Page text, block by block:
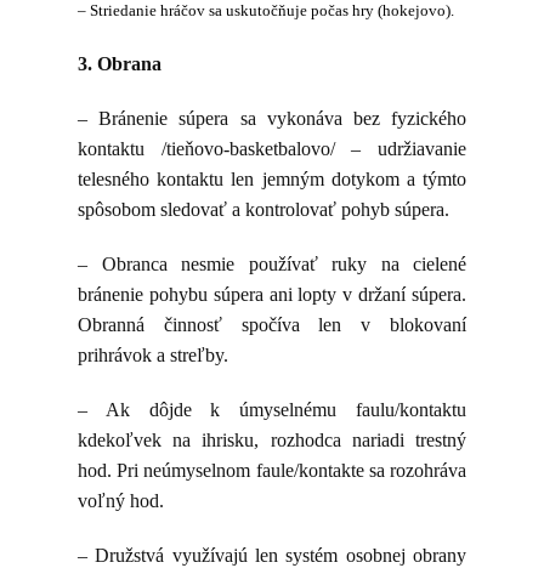
– Striedanie hráčov sa uskutočňuje počas hry (hokejovo).
3. Obrana
– Bránenie súpera sa vykonáva bez fyzického
kontaktu /tieňovo-basketbalovo/ – udržiavanie
telesného kontaktu len jemným dotykom a týmto
spôsobom sledovať a kontrolovať pohyb súpera.
– Obranca nesmie používať ruky na cielené
bránenie pohybu súpera ani lopty v držaní súpera.
Obranná činnosť spočíva len v blokovaní
prihrávok a streľby.
– Ak dôjde k úmyselnému faulu/kontaktu
kdekoľvek na ihrisku, rozhodca nariadi trestný
hod. Pri neúmyselnom faule/kontakte sa rozohráva
voľný hod.
– Družstvá využívajú len systém osobnej obrany